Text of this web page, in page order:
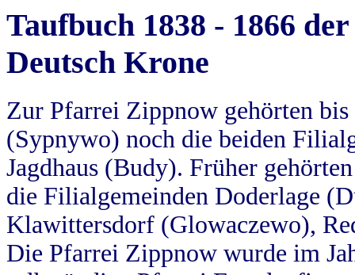
Taufbuch 1838 - 1866
Deutsch Krone
Zur Pfarrei Zippnow gehörten
(Sypnywo) noch die beiden
Jagdhaus (Budy). Früher
die Filialgemeinden Doderlage
Klawittersdorf (Glowaczewo),
Die Pfarrei Zippnow wurde im